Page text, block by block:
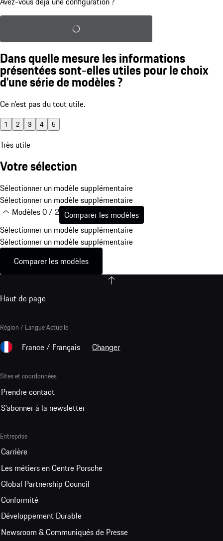
Charger la configuration sauvegardée
Dans quelle mesure les informations
présentées sont-elles utiles pour le choix
d'une série de modèles ?
Ce n'est pas du tout utile.
1 2 3 4 5
Très utile
Votre sélection
Sélectionner un modèle supplémentaire
Sélectionner un modèle supplémentaire
Modèles 0 / 2 Comparer les modèles
Sélectionner un modèle supplémentaire
Sélectionner un modèle supplémentaire
Comparer les modèles